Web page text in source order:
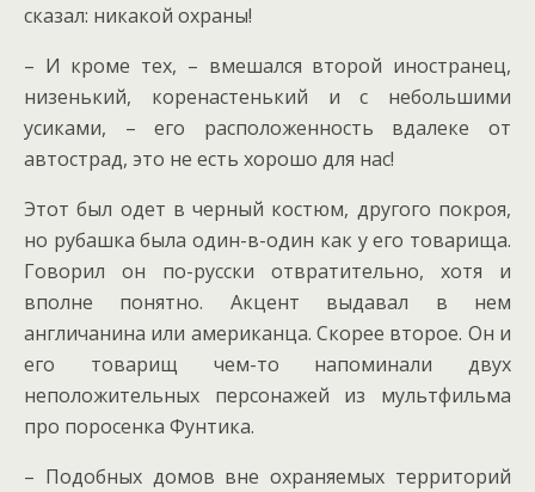
сказал: никакой охраны!
– И кроме тех, – вмешался второй иностранец,
низенький, коренастенький и с небольшими
усиками, – его расположенность вдалеке от
автострад, это не есть хорошо для нас!
Этот был одет в черный костюм, другого покроя,
но рубашка была один-в-один как у его товарища.
Говорил он по-русски отвратительно, хотя и
вполне понятно. Акцент выдавал в нем
англичанина или американца. Скорее второе. Он и
его товарищ чем-то напоминали двух
неположительных персонажей из мультфильма
про поросенка Фунтика.
– Подобных домов вне охраняемых территорий